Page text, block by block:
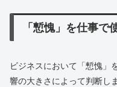
「慙愧」を仕事で
ビジネスにおいて「慙愧」
響の大きさによって判断し